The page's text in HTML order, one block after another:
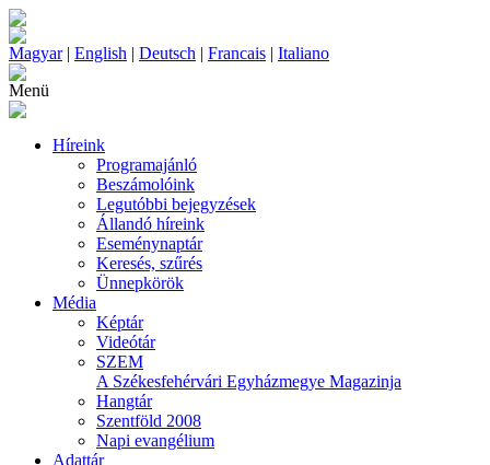
Magyar| English | Deutsch | Francais | Italiano
Menü
Híreink
Programajánló
Beszámolóink
Legutóbbi bejegyzések
Állandó híreink
Eseménynaptár
Keresés, szűrés
Ünnepkörök
Média
Képtár
Videótár
SZEM
A Székesfehérvári Egyházmegye Magazinja
Hangtár
Szentföld 2008
Napi evangélium
Adattár